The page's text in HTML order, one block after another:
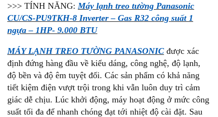
>>> TÍNH NĂNG: Máy lạnh treo tường Panasonic
CU/CS-PU9TKH-8 Inverter – Gas R32 công suất 1
ngựa – 1HP- 9.000 BTU
MÁY LẠNH TREO TƯỜNG PANASONIC được xác
định đứng hàng đầu về kiểu dáng, công nghệ, độ lạnh,
độ bền và độ êm tuyệt đối. Các sản phẩm có khả năng
tiết kiệm điện vượt trội trong khi vẫn luôn duy trì cảm
giác dễ chịu. Lúc khởi động, máy hoạt động ở mức công
suất tối đa để nhanh chóng đạt tới nhiệt độ cài đặt. Sau